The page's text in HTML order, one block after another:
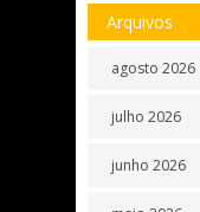
Arquivos
agosto 2026
julho 2026
junho 2026